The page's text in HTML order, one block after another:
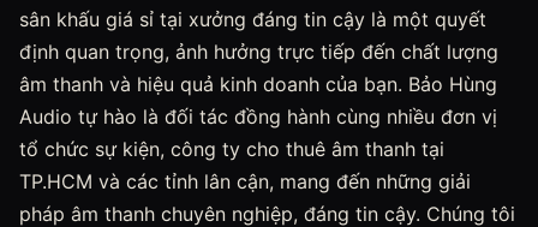
sân khấu giá sỉ tại xưởng đáng tin cậy là một quyết
định quan trọng, ảnh hưởng trực tiếp đến chất lượng
âm thanh và hiệu quả kinh doanh của bạn. Bảo Hùng
Audio tự hào là đối tác đồng hành cùng nhiều đơn vị
tổ chức sự kiện, công ty cho thuê âm thanh tại
TP.HCM và các tỉnh lân cận, mang đến những giải
pháp âm thanh chuyên nghiệp, đáng tin cậy. Chúng tôi